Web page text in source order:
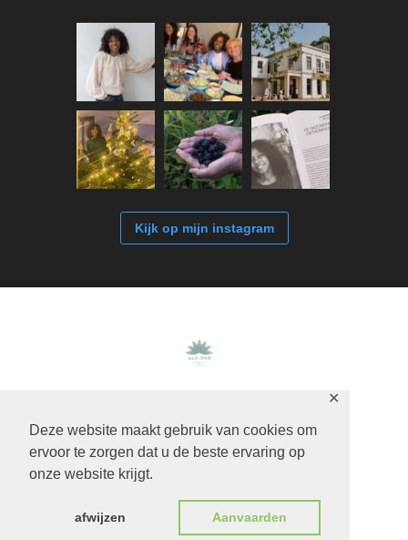
Deze website maakt gebruik van cookies om
ervoor te zorgen dat u de beste ervaring op
onze website krijgt.
afwijzen Aanvaarden
✕
Kijk op mijn instagram
Phone: +31 623575278
Jan Luijkenstraat 40,
beneden | 1071 CN |
Amsterdam